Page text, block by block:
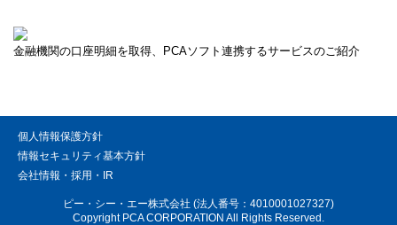
金融機関の口座明細を取得、PCAソフト連携するサービスのご紹介
個人情報保護方針
情報セキュリティ基本方針
会社情報・採用・IR
ピー・シー・エー株式会社 (法人番号：4010001027327)
Copyright PCA CORPORATION All Rights Reserved.